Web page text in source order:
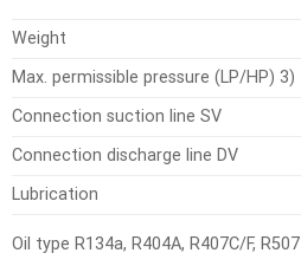
Weight
Max. permissible pressure (LP/HP) 3)
Connection suction line SV
Connection discharge line DV
Lubrication
Oil type R134a, R404A, R407C/F, R507